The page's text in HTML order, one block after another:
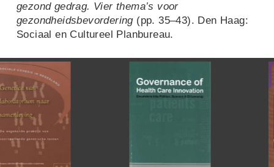
gezond gedrag. Vier thema’s voor
gezondheidsbevordering(pp. 35–43). Den Haag:
Sociaal en Cultureel Planbureau.